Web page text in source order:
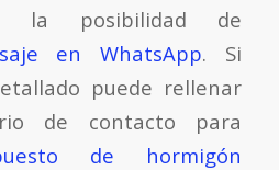
la posibilidad de
en WhatsApp. Si
puede rellenar
de contacto para
de hormigón